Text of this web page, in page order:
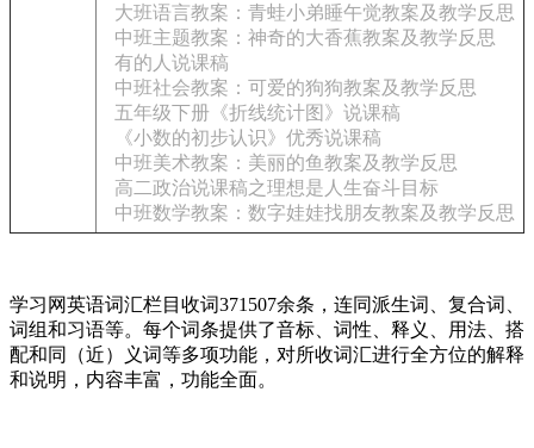
大班语言教案：青蛙小弟睡午觉教案及教学反思
中班主题教案：神奇的大香蕉教案及教学反思
有的人说课稿
中班社会教案：可爱的狗狗教案及教学反思
五年级下册《折线统计图》说课稿
《小数的初步认识》优秀说课稿
中班美术教案：美丽的鱼教案及教学反思
高二政治说课稿之理想是人生奋斗目标
中班数学教案：数字娃娃找朋友教案及教学反思
学习网英语词汇栏目收词371507余条，连同派生词、复合词、
词组和习语等。每个词条提供了音标、词性、释义、用法、搭
配和同（近）义词等多项功能，对所收词汇进行全方位的解释
和说明，内容丰富，功能全面。